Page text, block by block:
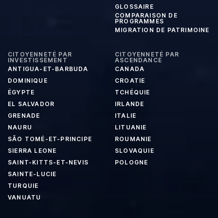
GLOSSAIRE
COMPARAISON DE
PROGRAMMES
MIGRATION DE PATRIMOINE
CITOYENNETÉ PAR
INVESTISSEMENT
ANTIGUA-ET-BARBUDA
DOMINIQUE
ÉGYPTE
EL SALVADOR
GRENADE
NAURU
SÃO TOMÉ-ET-PRINCIPE
SIERRA LEONE
SAINT-KITTS-ET-NEVIS
SAINTE-LUCIE
TURQUIE
VANUATU
CITOYENNETÉ PAR
ASCENDANCE
CANADA
CROATIE
TCHÉQUIE
IRLANDE
ITALIE
LITUANIE
ROUMANIE
SLOVAQUIE
POLOGNE